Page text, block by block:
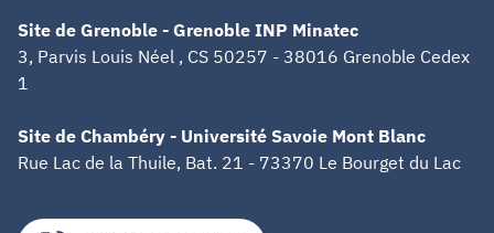
Site de Grenoble - Grenoble INP Minatec
3, Parvis Louis Néel , CS 50257 - 38016 Grenoble Cedex
1
Site de Chambéry - Université Savoie Mont Blanc
Rue Lac de la Thuile, Bat. 21 - 73370 Le Bourget du Lac